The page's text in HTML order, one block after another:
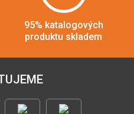
95% katalogových
produktu skladem